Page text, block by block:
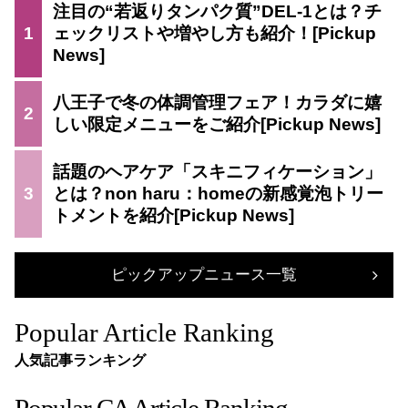
1
注目の“若返りタンパク質”DEL-1とは？チ
ェックリストや増やし方も紹介！
2
八王子で冬の体調管理フェア！カラダに嬉
しい限定メニューをご紹介
3
話題のヘアケア「スキニフィケーション」
とは？non haru：homeの新感覚泡トリー
トメントを紹介
ピックアップニュース一覧
Popular Article Ranking
人気記事ランキング